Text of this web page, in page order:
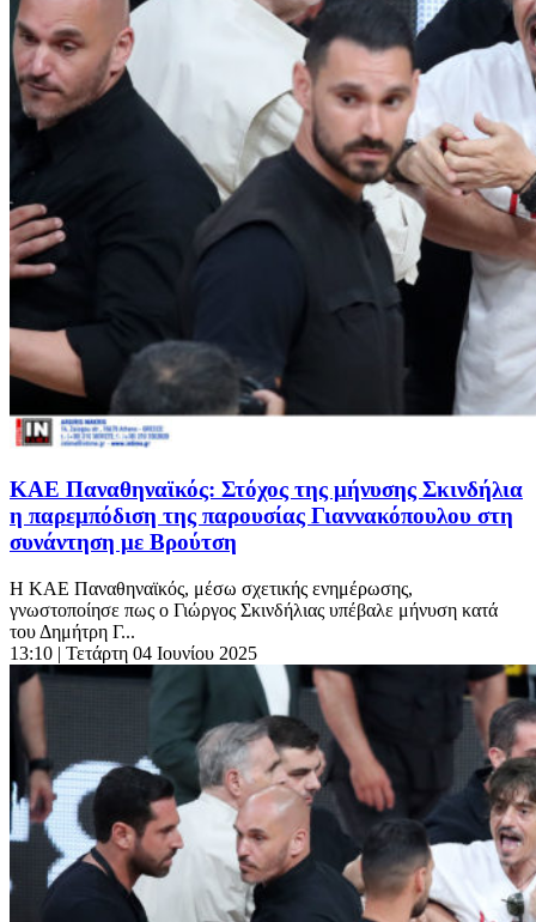
ΚΑΕ Παναθηναϊκός: Στόχος της μήνυσης Σκινδήλια
η παρεμπόδιση της παρουσίας Γιαννακόπουλου στη
συνάντηση με Βρούτση
Η ΚΑΕ Παναθηναϊκός, μέσω σχετικής ενημέρωσης,
γνωστοποίησε πως ο Γιώργος Σκινδήλιας υπέβαλε μήνυση κατά
του Δημήτρη Γ...
13:10 | Τετάρτη 04 Ιουνίου 2025